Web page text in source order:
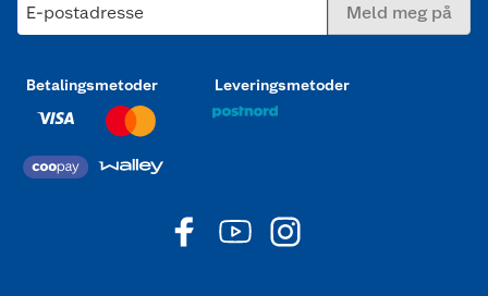
E-postadresse Meld meg på
Betalingsmetoder Leveringsmetoder